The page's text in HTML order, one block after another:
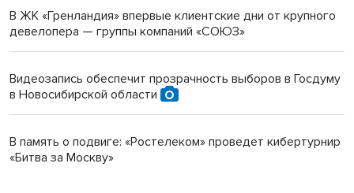
В ЖК «Гренландия» впервые клиентские дни от крупного
девелопера — группы компаний «СОЮЗ»
Видеозапись обеспечит прозрачность выборов в Госдуму
в Новосибирской области
В память о подвиге: «Ростелеком» проведет кибертурнир
«Битва за Москву»